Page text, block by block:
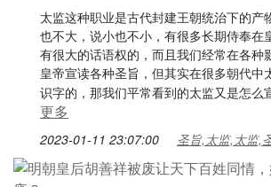
太监这种职业是古代封建王朝统治下的产
也不大，说小也不小，有很多长期侍奉在
有很大的话语权的，而且我们经常在各种
皇帝宣读各种圣旨，但其实在很多朝代中
识字的，那我们平常看到的太监又是怎么
更多
2023-01-11 23:07:00 圣旨,太监,太监,